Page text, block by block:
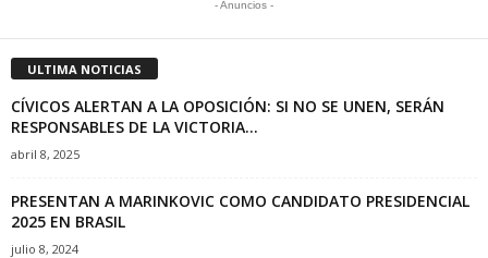
- Anuncios -
ULTIMA NOTICIAS
CÍVICOS ALERTAN A LA OPOSICIÓN: SI NO SE UNEN, SERÁN
RESPONSABLES DE LA VICTORIA...
abril 8, 2025
PRESENTAN A MARINKOVIC COMO CANDIDATO PRESIDENCIAL
2025 EN BRASIL
julio 8, 2024